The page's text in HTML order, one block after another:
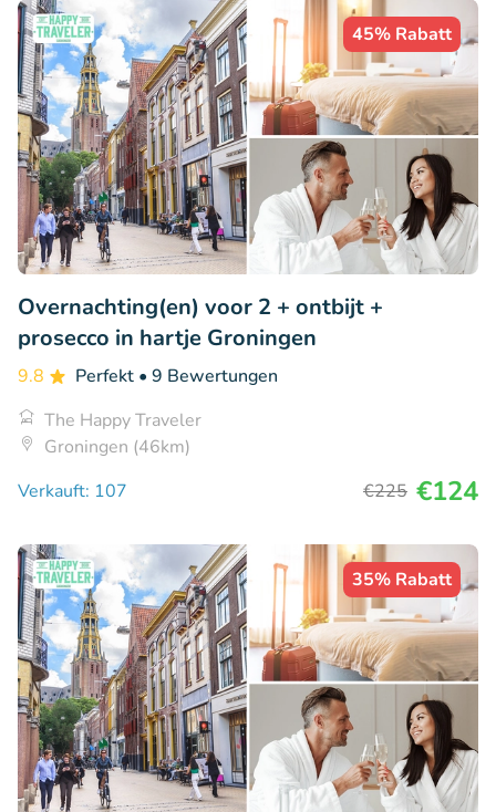
45% Rabatt
Overnachting(en) voor 2 + ontbijt +
prosecco in hartje Groningen
9.8 Perfekt • 9 Bewertungen
The Happy Traveler
Groningen (46km)
Verkauft: 107
€225 €124
35% Rabatt